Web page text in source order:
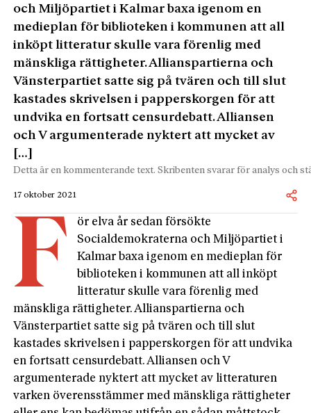
och Miljöpartiet i Kalmar baxa igenom en
medie­plan för biblioteken i kommunen att all
inköpt litteratur skulle vara förenlig med
mänskliga rättigheter. Allianspartierna och
Vänsterpartiet satte sig på tvären och till slut
kastades skrivelsen i papperskorgen för att
undvika en fortsatt censurdebatt. Alliansen
och V argumenterade nyktert att mycket av
[…]
Detta är en kommenterande text. Skribenten svarar för analys och
17 oktober 2021
F
ör elva år sedan försökte
Socialdemokraterna och Miljöpartiet i
Kalmar baxa igenom en medie­plan för
biblioteken i kommunen att all inköpt
litteratur skulle vara förenlig med
mänskliga rättigheter. Allianspartierna och
Vänsterpartiet satte sig på tvären och till slut
kastades skrivelsen i papperskorgen för att undvika
en fortsatt censurdebatt. Alliansen och V
argumenterade nyktert att mycket av litteraturen
varken överensstämmer med mänskliga rättigheter